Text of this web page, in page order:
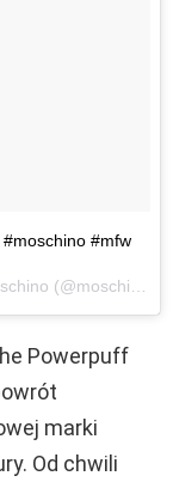
#mfw
Zdjęcie zamieszczone przez użytkownika Moschino (@moschino)
Powerpuff
marki
Od chwili